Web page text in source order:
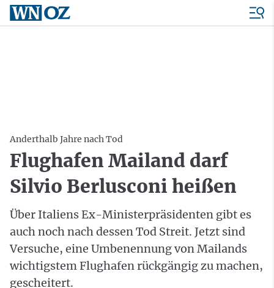
Anderthalb Jahre nach Tod
Flughafen Mailand darf
Silvio Berlusconi heißen
Über Italiens Ex-Ministerpräsidenten gibt es
auch noch nach dessen Tod Streit. Jetzt sind
Versuche, eine Umbenennung von Mailands
wichtigstem Flughafen rückgängig zu machen,
gescheitert.